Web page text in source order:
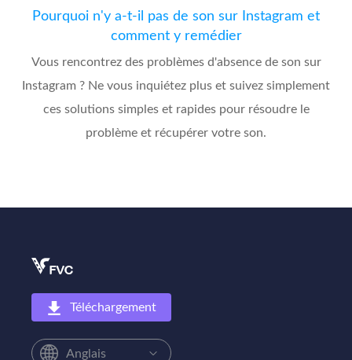
Pourquoi n'y a-t-il pas de son sur Instagram et
comment y remédier
Vous rencontrez des problèmes d'absence de son sur
Instagram ? Ne vous inquiétez plus et suivez simplement
ces solutions simples et rapides pour résoudre le
problème et récupérer votre son.
Téléchargement
Anglais